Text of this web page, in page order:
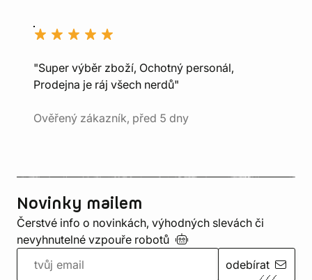
"Super výběr zboží, Ochotný personál,
Prodejna je ráj všech nerdů"
Ověřený zákazník, před 5 dny
Novinky mailem
Čerstvé info o novinkách, výhodných slevách či
nevyhnutelné vzpouře robotů
odebírat